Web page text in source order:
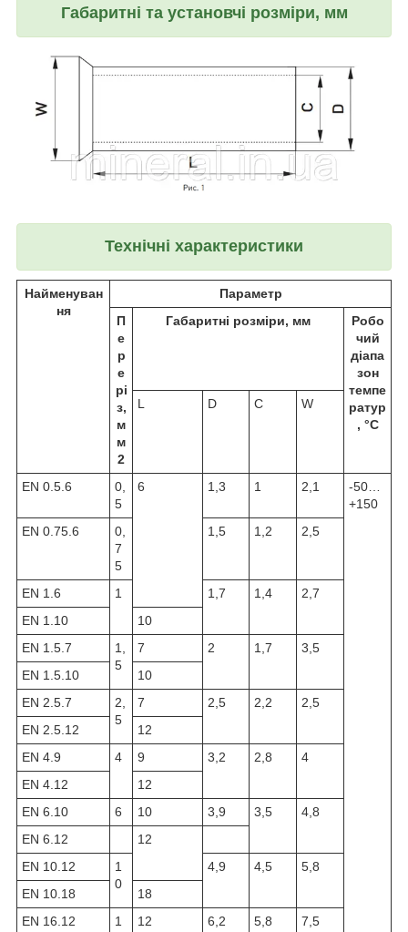
Габаритні та установчі розміри, мм
Технічні характеристики
Найменуван
ня
Параметр
П
е
р
е
рі
з,
м
м
2
Габаритні розміри, мм
Робо
чий
діапа
зон
темпе
ратур
, °С
L D C W
ЕN 0.5.6
0,
5
6 1,3 1 2,1
-50…
+150
ЕN 0.75.6
0,
7
5
1,5 1,2 2,5
ЕN 1.6 1 1,7 1,4
2,7
ЕN 1.10
10
ЕN 1.5.7
1,
5
7 2 1,7
3,5
ЕN 1.5.10
10
ЕN 2.5.7
2,
5
7 2,5 2,2
2,5
ЕN 2.5.12
12
ЕN 4.9
4 9 3,2 2,8
4
ЕN 4.12
12
ЕN 6.10
6 10 3,9 3,5
4,8
ЕN 6.12
12
ЕN 10.12
1
0
4,9 4,5
5,8
ЕN 10.18
18
ЕN 16.12
1
12 6,2 5,8 7,5